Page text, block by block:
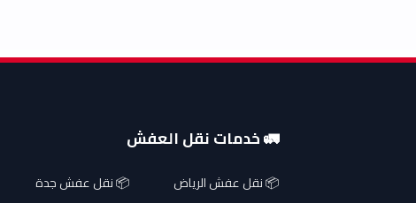
🚛 خدمات نقل العفش
📦 نقل عفش الرياض
📦 نقل عفش جدة